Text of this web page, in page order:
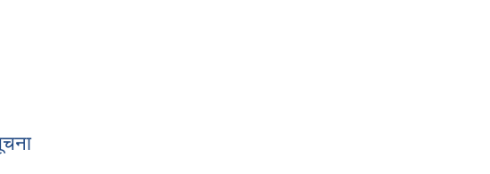
सेवा बन्द गरिएको सूचना